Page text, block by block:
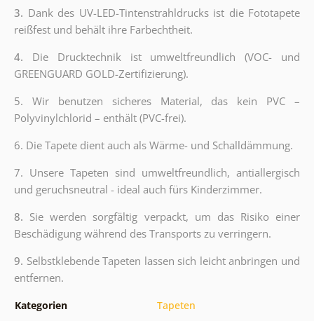
3. Dank des UV-LED-Tintenstrahldrucks ist die Fototapete
reißfest und behält ihre Farbechtheit.
4. Die Drucktechnik ist umweltfreundlich (VOC- und
GREENGUARD GOLD-Zertifizierung).
5. Wir benutzen sicheres Material, das kein PVC –
Polyvinylchlorid – enthält (PVC-frei).
6. Die Tapete dient auch als Wärme- und Schalldämmung.
7. Unsere Tapeten sind umweltfreundlich, antiallergisch
und geruchsneutral - ideal auch fürs Kinderzimmer.
8. Sie werden sorgfältig verpackt, um das Risiko einer
Beschädigung während des Transports zu verringern.
9. Selbstklebende Tapeten lassen sich leicht anbringen und
entfernen.
Kategorien Tapeten